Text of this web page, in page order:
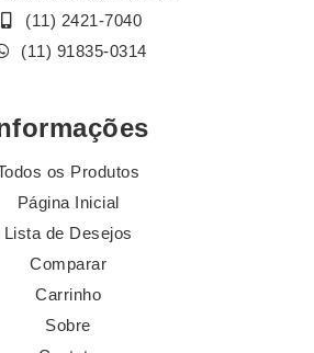
(11) 2421-7040
(11) 91835-0314
os Produtos
Página Inicial
Lista de Desejos
Comparar
Carrinho
Sobre